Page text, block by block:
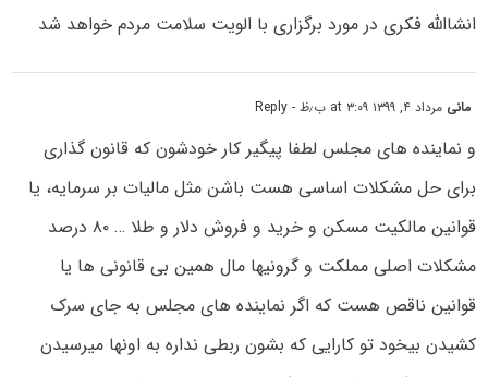
انشاالله فکری در مورد برگزاری با الویت سلامت مردم خواهد شد
مانی مرداد ۴, ۱۳۹۹ at ۳:۰۹ ب٫ظ - Reply
و نماینده های مجلس لطفا پیگیر کار خودشون که قانون گذاری
برای حل مشکلات اساسی هست باشن مثل مالیات بر سرمایه، یا
قوانین مالکیت مسکن و خرید و فروش دلار و طلا … ۸۰ درصد
مشکلات اصلی مملکت و گرونیها مال همین بی قانونی ها یا
قوانین ناقص هست که اگر نماینده های مجلس به جای سرک
کشیدن بیخود تو کارایی که بشون ربطی نداره به اونها میرسیدن